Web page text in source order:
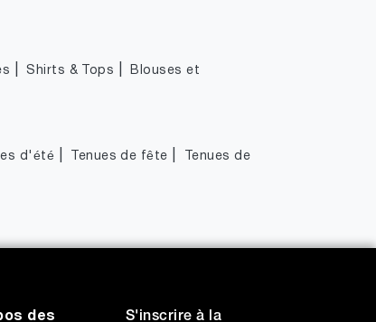
|Shirts & Tops
Blouses et
d'été Tenues de fête
Tenues de
des
S'inscrire à la